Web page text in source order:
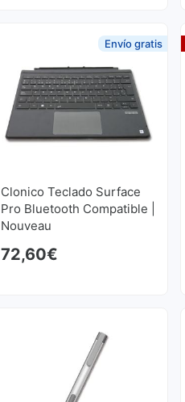
Clonico Teclado Surface
Pro Bluetooth Compatible |
Nouveau
72,60€
Envío gratis